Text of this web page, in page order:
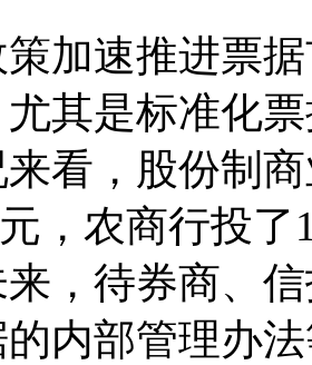
速推进票据
其是标准化
看，股份制
，农商行投
，待券商、
内部管理办